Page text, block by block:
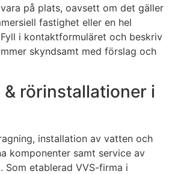
på plats, oavsett om det gäller
fastighet eller en hel
i kontaktformuläret och beskriv
skyndsamt med förslag och
rörinstallationer i
installation av vatten och
komponenter samt service av
Som etablerad VVS-firma i